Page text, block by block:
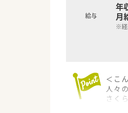
給与
年
月
※経
＜こ
人々
さく